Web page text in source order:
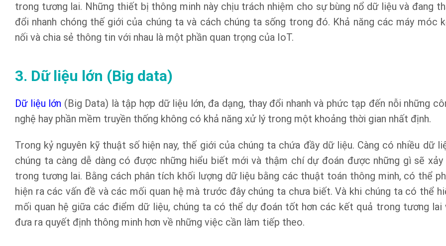
trong tương lai. Những thiết bị thông minh này chịu trách nhiệm cho sự bùng nổ dữ liệu và đang
đổi nhanh chóng thế giới của chúng ta và cách chúng ta sống trong đó. Khả năng các máy móc
nối và chia sẻ thông tin với nhau là một phần quan trọng của IoT.
3. Dữ liệu lớn (Big data)
Dữ liệu lớn (Big Data) là tập hợp dữ liệu lớn, đa dạng, thay đổi nhanh và phức tạp đến nỗi những
nghệ hay phần mềm truyền thống không có khả năng xử lý trong một khoảng thời gian nhất định.
Trong kỷ nguyên kỹ thuật số hiện nay, thế giới của chúng ta chứa đầy dữ liệu. Càng có nhiều dữ
chúng ta càng dễ dàng có được những hiểu biết mới và thậm chí dự đoán được những gì sẽ xảy
trong tương lai. Bằng cách phân tích khối lượng dữ liệu bằng các thuật toán thông minh, có thể
hiện ra các vấn đề và các mối quan hệ mà trước đây chúng ta chưa biết. Và khi chúng ta có thể
mối quan hệ giữa các điểm dữ liệu, chúng ta có thể dự đoán tốt hơn các kết quả trong tương lai
đưa ra quyết định thông minh hơn về những việc cần làm tiếp theo.